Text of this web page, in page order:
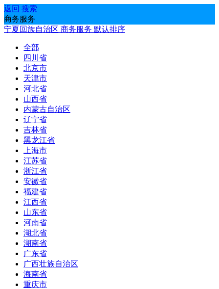
返回 搜索
商务服务
宁夏回族自治区 商务服务 默认排序
全部
四川省
北京市
天津市
河北省
山西省
内蒙古自治区
辽宁省
吉林省
黑龙江省
上海市
江苏省
浙江省
安徽省
福建省
江西省
山东省
河南省
湖北省
湖南省
广东省
广西壮族自治区
海南省
重庆市